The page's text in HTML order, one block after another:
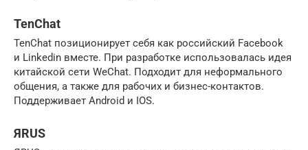
TenChat
TenChat позиционирует себя как российский Facebook
и Linkedin вместе. При разработке использовалась идея
китайской сети WeChat. Подходит для неформального
общения, а также для рабочих и бизнес-контактов.
Поддерживает Android и IOS.
ЯRUS